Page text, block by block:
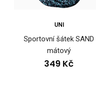
POPISUniverzální
UNI
Sportovní šátek SAND
mátový
349 Kč